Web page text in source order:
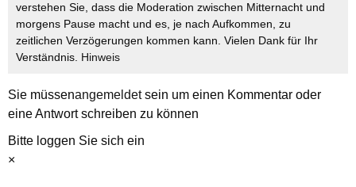
verstehen Sie, dass die Moderation zwischen Mitternacht und
morgens Pause macht und es, je nach Aufkommen, zu
zeitlichen Verzögerungen kommen kann. Vielen Dank für Ihr
Verständnis. Hinweis
Sie müssenangemeldetsein um einen Kommentar oder
eine Antwort schreiben zu können
Bitte loggen Sie sich ein
×